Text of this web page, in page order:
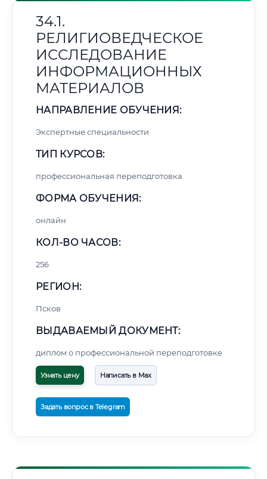
34.1.
РЕЛИГИОВЕДЧЕСКОЕ
ИССЛЕДОВАНИЕ
ИНФОРМАЦИОННЫХ
МАТЕРИАЛОВ
НАПРАВЛЕНИЕ ОБУЧЕНИЯ:
Экспертные специальности
ТИП КУРСОВ:
профессиональная переподготовка
ФОРМА ОБУЧЕНИЯ:
онлайн
КОЛ-ВО ЧАСОВ:
256
РЕГИОН:
Псков
ВЫДАВАЕМЫЙ ДОКУМЕНТ:
диплом о профессиональной переподготовке
Узнать цену Написать в Max
Задать вопрос в Telegram